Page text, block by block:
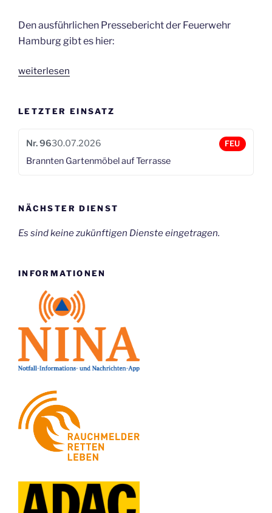
Den ausführlichen Pressebericht der Feuerwehr
Hamburg gibt es hier:
„Großbrand
–
Alarm“
weiterlesen
LETZTER EINSATZ
Nr. 9630.07.2026 FEU
Brannten Gartenmöbel auf Terrasse
NÄCHSTER DIENST
Es sind keine zukünftigen Dienste eingetragen.
INFORMATIONEN